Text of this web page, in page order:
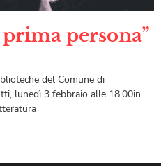
persona”
del Comune di
lunedì 3 febbraio alle 18.00in